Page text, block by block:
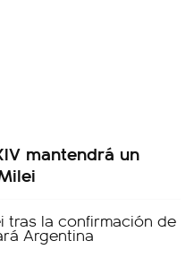
mantendrá un